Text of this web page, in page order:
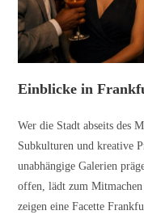
Einblicke in
Wer die Stadt abseits des
Subkulturen und kreative
unabhängige Galerien
offen, lädt zum
zeigen eine Facette